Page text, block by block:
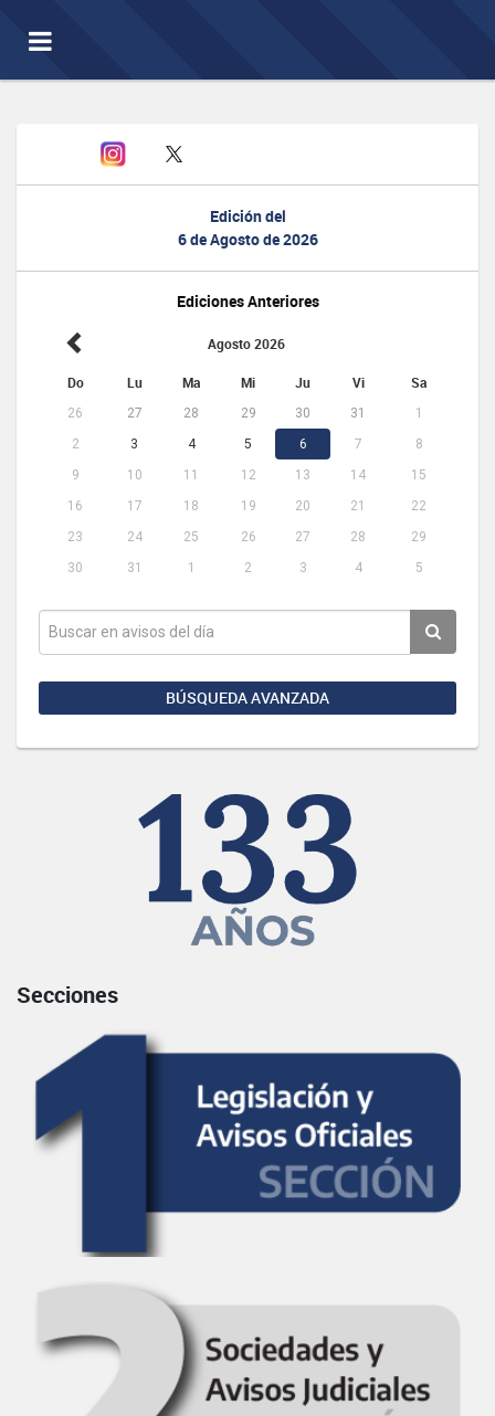
Toggle
navigation
Edición del
6 de Agosto de 2026
Ediciones Anteriores
Agosto 2026
Do Lu Ma Mi Ju Vi Sa
26 27 28 29 30 31
1
2
3 4 5 6 7
8
9
10 11 12 13 14
15
16
17 18 19 20 21
22
23
24 25 26 27 28
29
30
31 1 2 3 4 5
BÚSQUEDA AVANZADA
Secciones